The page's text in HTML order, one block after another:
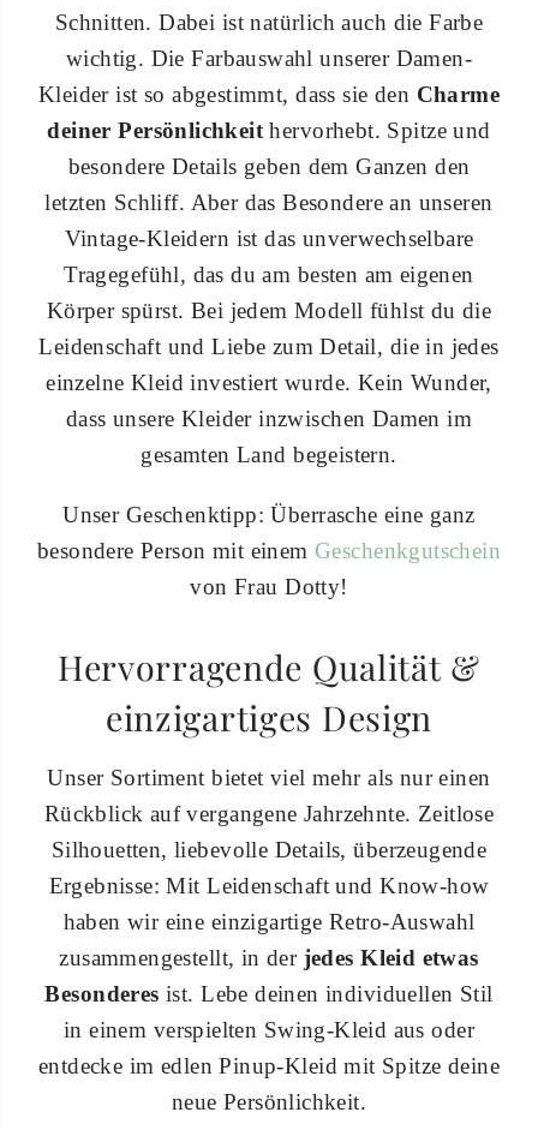
Schnitten. Dabei ist natürlich auch die Farbe
wichtig. Die Farbauswahl unserer Damen-
Kleider ist so abgestimmt, dass sie den Charme
deiner Persönlichkeit hervorhebt. Spitze und
besondere Details geben dem Ganzen den
letzten Schliff. Aber das Besondere an unseren
Vintage-Kleidern ist das unverwechselbare
Tragegefühl, das du am besten am eigenen
Körper spürst. Bei jedem Modell fühlst du die
Leidenschaft und Liebe zum Detail, die in jedes
einzelne Kleid investiert wurde. Kein Wunder,
dass unsere Kleider inzwischen Damen im
gesamten Land begeistern.
Unser Geschenktipp: Überrasche eine ganz
besondere Person mit einem Geschenkgutschein
von Frau Dotty!
Hervorragende Qualität &
einzigartiges Design
Unser Sortiment bietet viel mehr als nur einen
Rückblick auf vergangene Jahrzehnte. Zeitlose
Silhouetten, liebevolle Details, überzeugende
Ergebnisse: Mit Leidenschaft und Know-how
haben wir eine einzigartige Retro-Auswahl
zusammengestellt, in der jedes Kleid etwas
Besonderes ist. Lebe deinen individuellen Stil
in einem verspielten Swing-Kleid aus oder
entdecke im edlen Pinup-Kleid mit Spitze deine
neue Persönlichkeit.